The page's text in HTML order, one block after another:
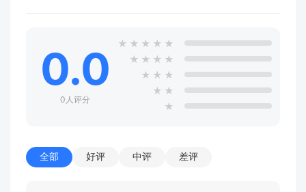
0.0
0人评分
★ ★ ★ ★ ★
★ ★ ★ ★
★ ★ ★
★ ★
★
全部 好评 中评 差评